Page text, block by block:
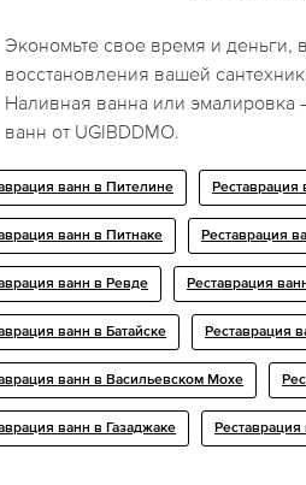
Экономьте свое время и
восстановления вашей
Наливная ванна или эмалировка
ванн от UGIBDDMO.
ванн в Пителине Реставрация
ванн в Питнаке Реставрация
ванн в Ревде Реставрация
ванн в Батайске Реставрация
ванн в Васильевском Мохе
ванн в Газаджаке